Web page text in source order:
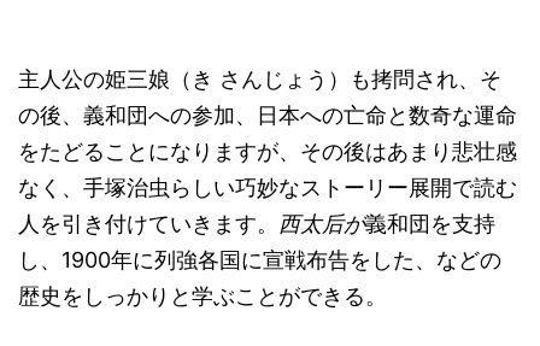
主人公の姫三娘（き さんじょう）も拷問され、そ
の後、義和団への参加、日本への亡命と数奇な運命
をたどることになりますが、その後はあまり悲壮感
なく、手塚治虫らしい巧妙なストーリー展開で読む
人を引き付けていきます。 西太后が義和団を支持
し、1900年に列強各国に宣戦布告をした、などの
歴史をしっかりと学ぶことができる。